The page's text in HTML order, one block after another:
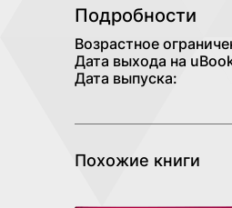
Подробности
Возрастное
Дата выхода на
Дата выпуска:
Похожие книги